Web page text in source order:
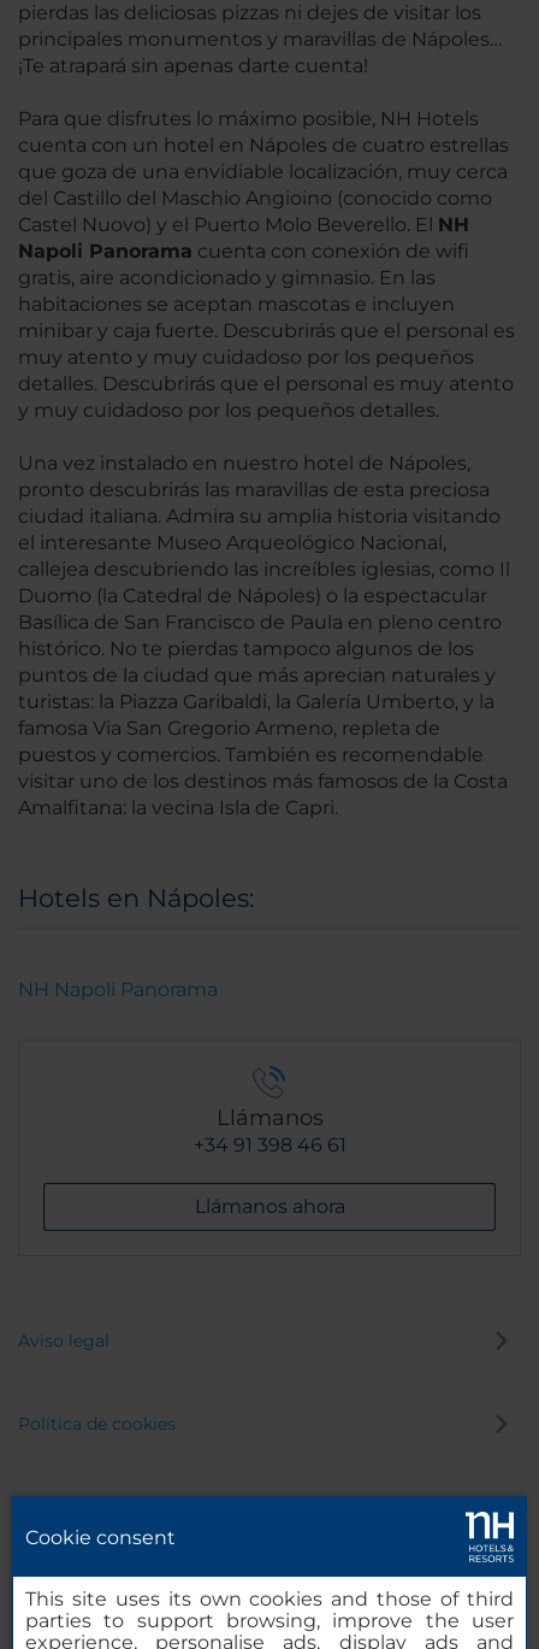
pierdas las deliciosas pizzas ni dejes de visitar los
principales monumentos y maravillas de Nápoles…
¡Te atrapará sin apenas darte cuenta!
Para que disfrutes lo máximo posible, NH Hotels
cuenta con un hotel en Nápoles de cuatro estrellas
que goza de una envidiable localización, muy cerca
del Castillo del Maschio Angioino (conocido como
Castel Nuovo) y el Puerto Molo Beverello. El NH
Napoli Panorama cuenta con conexión de wifi
gratis, aire acondicionado y gimnasio. En las
habitaciones se aceptan mascotas e incluyen
minibar y caja fuerte. Descubrirás que el personal es
muy atento y muy cuidadoso por los pequeños
detalles. Descubrirás que el personal es muy atento
y muy cuidadoso por los pequeños detalles.
Una vez instalado en nuestro hotel de Nápoles,
pronto descubrirás las maravillas de esta preciosa
ciudad italiana. Admira su amplia historia visitando
el interesante Museo Arqueológico Nacional,
callejea descubriendo las increíbles iglesias, como Il
Duomo (la Catedral de Nápoles) o la espectacular
Basílica de San Francisco de Paula en pleno centro
histórico. No te pierdas tampoco algunos de los
puntos de la ciudad que más aprecian naturales y
turistas: la Piazza Garibaldi, la Galería Umberto, y la
famosa Via San Gregorio Armeno, repleta de
puestos y comercios. También es recomendable
visitar uno de los destinos más famosos de la Costa
Amalfitana: la vecina Isla de Capri.
Hotels en Nápoles:
NH Napoli Panorama
Llámanos
+34 91 398 46 61
Llámanos ahora
Aviso legal
Política de cookies
Canal de denuncias
Cookie consent
This site uses its own cookies and those of third
parties to support browsing, improve the user
experience, personalise ads, display ads and